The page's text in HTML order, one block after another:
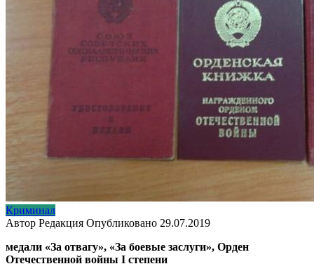
Криминал
Автор Редакция Опубликовано 29.07.2019
медали «За отвагу», «За боевые заслуги», Орден
Отечественной войны I степени